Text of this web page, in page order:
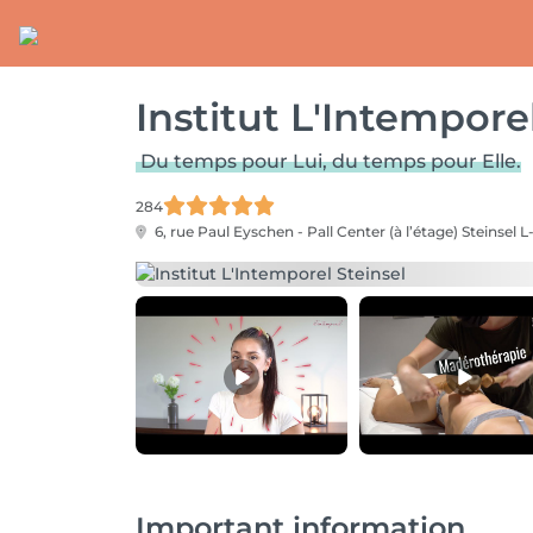
Institut
Du temps pour Lui, du temps pour Elle.
284
6, rue Paul Eyschen - Pall Center (à l’étage) Steinsel